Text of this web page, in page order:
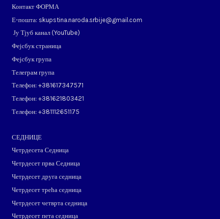
Контакт ФОРМА
Е-пошта: skupstina.naroda.srbije@gmail.com
Ју Тјуб канал (YouTube)
Фејсбук страница
Фејсбук група
Телеграм група
Телефон: ​+381617347571
Телефон: ​+381621803421
Телефон: ​+381112651175
СЕДНИЦЕ
Четрдесета Седница
Четрдесет прва Седница
Четрдесет друга седница
Четрдесет трећа седница
Четрдесет четврта седница
Четрдесет пета седница